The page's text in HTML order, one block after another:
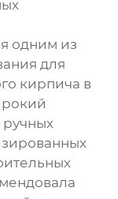
одним из
для
кирпича в
ручных